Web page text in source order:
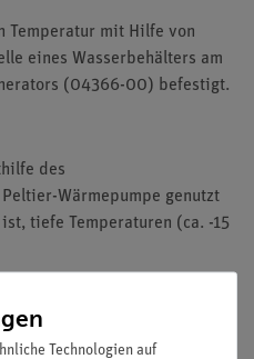
Temperatur mit Hilfe von
eines Wasserbehälters am
(04366-00) befestigt.
des
Wärmepumpe genutzt
tiefe Temperaturen (ca. -15
mit Schlaucholiven.
Technologien auf